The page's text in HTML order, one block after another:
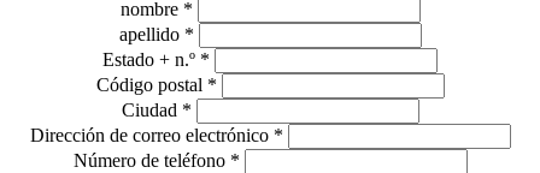
nombre *
apellido *
Estado + n.º *
Código postal *
Ciudad *
Dirección de correo electrónico *
Número de teléfono *